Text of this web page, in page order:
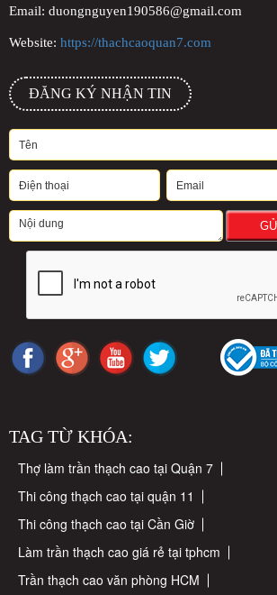
Email: duongnguyen190586@gmail.com
Website: https://thachcaoquan7.com
ĐĂNG KÝ NHẬN TIN
TAG TỪ KHÓA:
Thợ làm trần thạch cao tại Quận 7
Thi công thạch cao tại quận 11
Thi công thạch cao tại Cần Giờ
Làm trần thạch cao giá rẻ tại tphcm
Trần thạch cao văn phòng HCM